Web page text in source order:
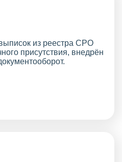
из реестра СРО
присутствия, внедрён